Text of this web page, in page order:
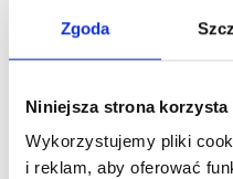
Zgoda
Niniejsza strona
Wykorzystujemy pliki
i reklam, aby oferować
custom shades. Their
compliant, meeting
and